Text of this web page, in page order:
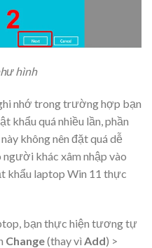
hình
nhớ trong trường hợp bạn
khẩu quá nhiều lần, phần
không nên đặt quá dễ
khác xâm nhập vào
khẩu laptop Win 11 thực
bạn thực hiện tương tự
Change(thay vì Add) >